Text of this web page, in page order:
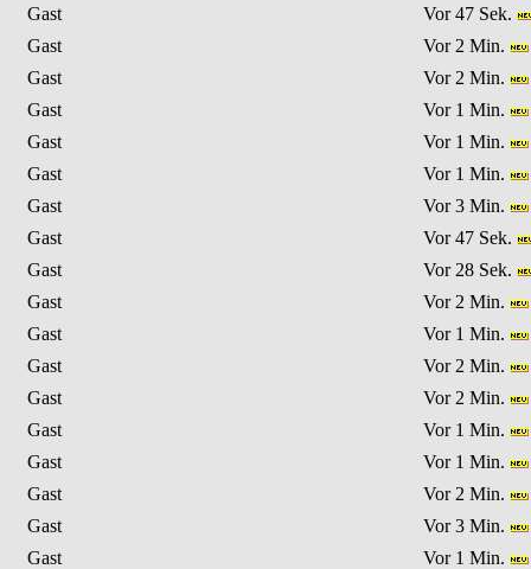
Gast
Vor 47 Sek.
Gast
Vor 2 Min.
Gast
Vor 2 Min.
Gast
Vor 1 Min.
Gast
Vor 1 Min.
Gast
Vor 1 Min.
Gast
Vor 3 Min.
Gast
Vor 47 Sek.
Gast
Vor 28 Sek.
Gast
Vor 2 Min.
Gast
Vor 1 Min.
Gast
Vor 2 Min.
Gast
Vor 2 Min.
Gast
Vor 1 Min.
Gast
Vor 1 Min.
Gast
Vor 2 Min.
Gast
Vor 3 Min.
Gast
Vor 1 Min.